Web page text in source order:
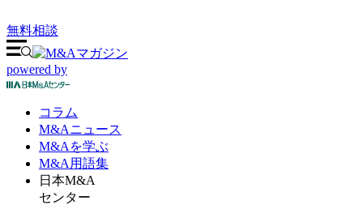
無料相談
powered by
コラム
M&Aニュース
M&Aを学ぶ
M&A 用語集
日本M&A
センター